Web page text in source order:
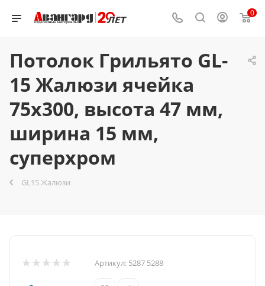
0
Потолок Грильято GL-
15 Жалюзи ячейка
75x300, высота 47 мм,
ширина 15 мм,
суперхром
GL15 Жалюзи
Артикул: 5287 5288